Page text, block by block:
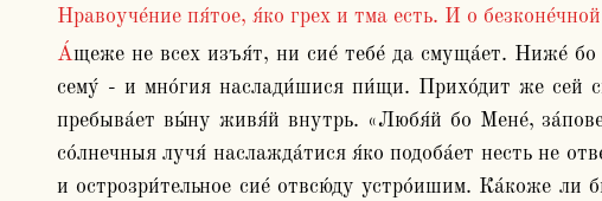
Нравоуче́ние пя́тое, я́ко грех и тма есть. И о
А́щеже не всех изъя́т, ни сие́ тебе́ да смуща́ет. Ниже́ бо ну́ждею и си́лою, но хоте́нием и изволе́нием приво́дит нас Бог. Да не у́бо две́ри затвори́ши све́ту
сему́ - и мно́гия наслади́шися пи́щи. Прихо́дит же сей
пребыва́ет вы́ну живя́й внутрь. «Любя́й бо Мене́,
со́лнечныя лучя́ наслажда́тися я́ко подоба́ет несть не
и острозри́тельное сие́ отвсю́ду устро́ишим. Ка́коже ли